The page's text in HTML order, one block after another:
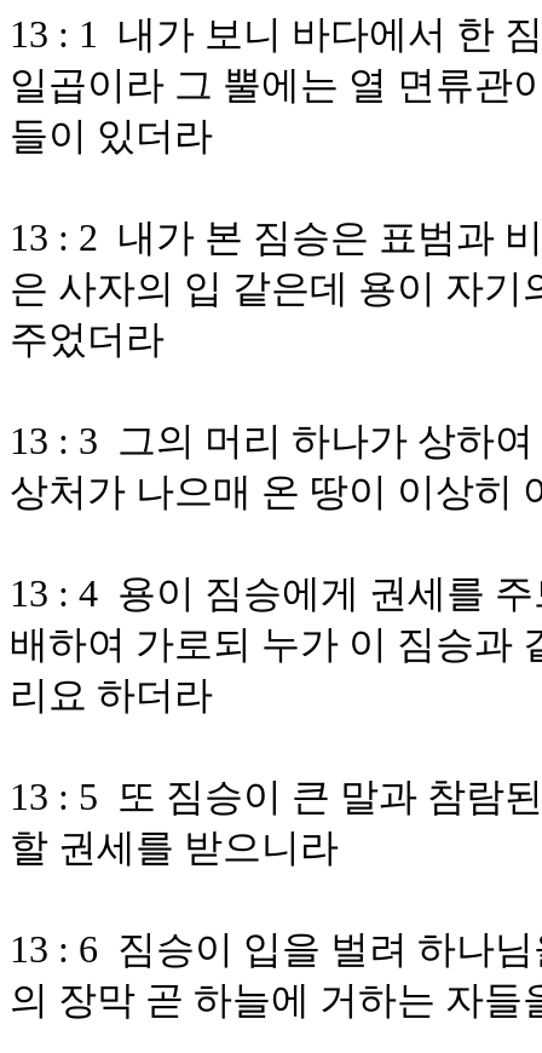
13 : 1 내가 보니 바다에서 한
일곱이라 그 뿔에는 열 면류관
들이 있더라
13 : 2 내가 본 짐승은 표범과
은 사자의 입 같은데 용이 자
주었더라
13 : 3 그의 머리 하나가 상하
상처가 나으매 온 땅이 이상히
13 : 4 용이 짐승에게 권세를
배하여 가로되 누가 이 짐승과
리요 하더라
13 : 5 또 짐승이 큰 말과 참람
할 권세를 받으니라
13 : 6 짐승이 입을 벌려 하나
의 장막 곧 하늘에 거하는 자들